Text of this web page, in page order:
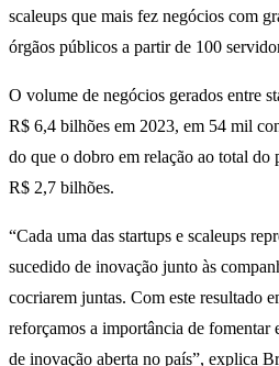
scaleups que mais fez negócios com
órgãos públicos a partir de 100
O volume de negócios gerados entre
R$ 6,4 bilhões em 2023, em 54 mil
do que o dobro em relação ao total do
R$ 2,7 bilhões.
“Cada uma das startups e scaleups
sucedido de inovação junto às
cocriarem juntas. Com este resultado
reforçamos a importância de fomentar
de inovação aberta no país”, explica